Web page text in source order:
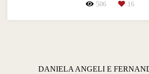
506 16
DANIELA ANGELI E